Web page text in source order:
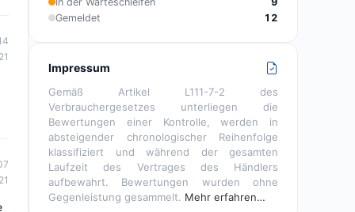
Gemeldet
12
Impressum
Gemäß Artikel L111-7-2 des
Verbrauchergesetzes unterliegen die
Bewertungen einer Kontrolle, werden in
absteigender chronologischer Reihenfolge
klassifiziert und während der gesamten
Laufzeit des Vertrages des Händlers
aufbewahrt. Bewertungen wurden ohne
Gegenleistung gesammelt. Mehr erfahren…